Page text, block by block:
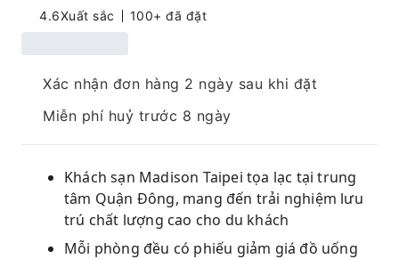
4.6Xuất sắc 100+ đã đặt
Xác nhận đơn hàng 2 ngày sau khi đặt
Miễn phí huỷ trước 8 ngày
Khách sạn Madison Taipei tọa lạc tại trung
tâm Quận Đông, mang đến trải nghiệm lưu
trú chất lượng cao cho du khách
Mỗi phòng đều có phiếu giảm giá đồ uống